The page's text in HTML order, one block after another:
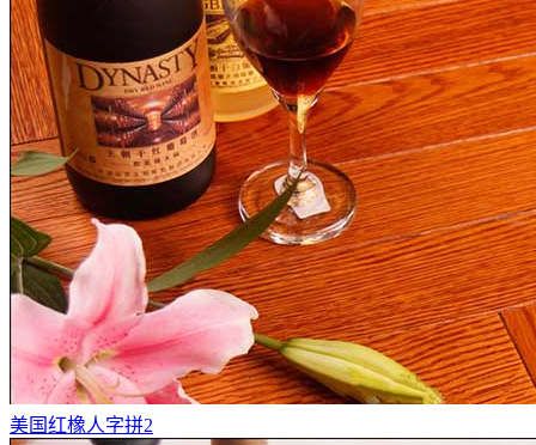
美国红橡人字拼2